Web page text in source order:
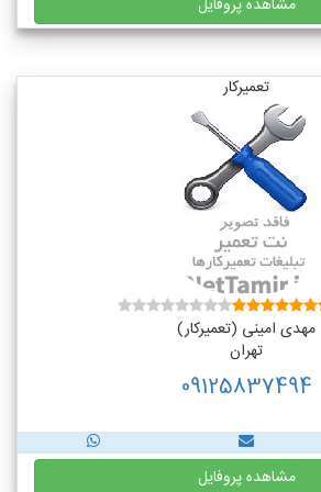
مشاهده پروفایل
تعمیرکار
مهدی امینی (تعمیرکار)
تهران
09125837494
مشاهده پروفایل